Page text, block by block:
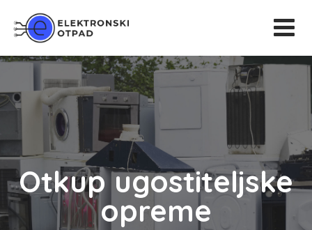
Otkup ugostiteljske
opreme